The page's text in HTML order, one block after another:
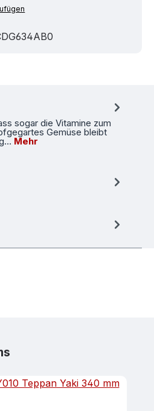
sogar die Vitamine zum
Gemüse bleibt
Mehr